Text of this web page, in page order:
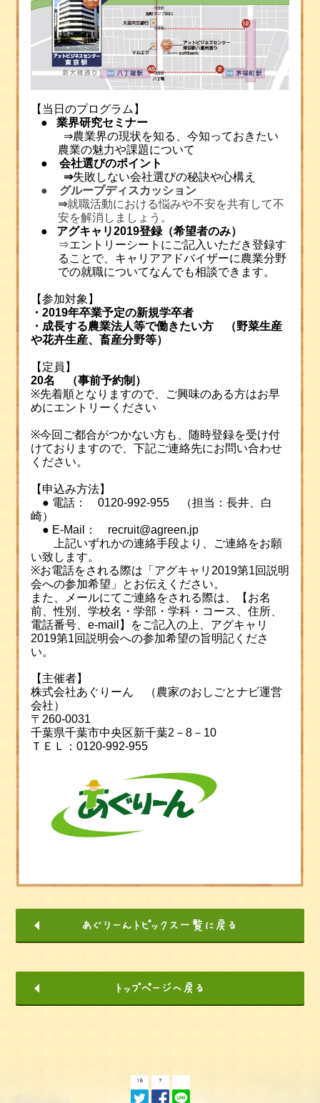
【当日のプログラム】
● 業界研究セミナー
⇒農業界の現状を知る、今知っておきたい
農業の魅力や課題について
●
会社選びのポイント
⇒失敗しない会社選びの秘訣や心構え
●
グループディスカッション
⇒就職活動における悩みや不安を共有して不
安を解消しましょう。
● アグキャリ2019登録（希望者のみ）
⇒エントリーシートにご記入いただき登録す
ることで、 キャリアアドバイザーに農業分野
での就職についてなんでも相談できます。
【参加対象】
・ 2019年卒業予定の新規学卒者
・成長する農業法人等で働きたい方 （野菜生産
や花卉生産、畜産分野等）
【定員】
20名 （事前予約制）
※先着順となりますので、ご興味のある方はお早
めにエントリーください
※今回ご都合がつかない方も、随時登録を受け付
けておりますので、下記ご連絡先にお問い合わせ
ください。
【申込み方法】
● 電話： 0120-992-955（担当：長井、白
崎）
● E-Mail ： recruit@agreen.jp
上記いずれかの連絡手段より、ご連絡をお願
い致します。
※お電話をされる際は「アグキャリ 2019第1回説明
会への参加希望」とお伝えください。
また、メールにてご連絡をされる際は、【お名
前、性別、学校名・学部・学科・コース、住所、
電話番号、 e-mail 】をご記入の上、アグキャリ
2019第1回説明会への参加希望の旨明記くださ
い。
【主催者】
株式会社あぐりーん （農家のおしごとナビ運営
会社）
〒 260‐0031
千葉県千葉市中央区新千葉2－ 8－ 10
ＴＥＬ： 0120‐992‐955